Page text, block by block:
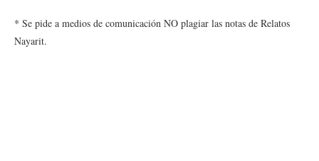
* Se pide a medios de comunicación NO plagiar las notas de Relatos
Nayarit.